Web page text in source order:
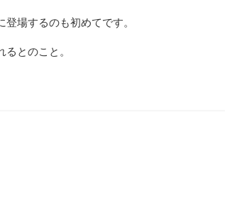
場するのも初めてです。
とのこと。